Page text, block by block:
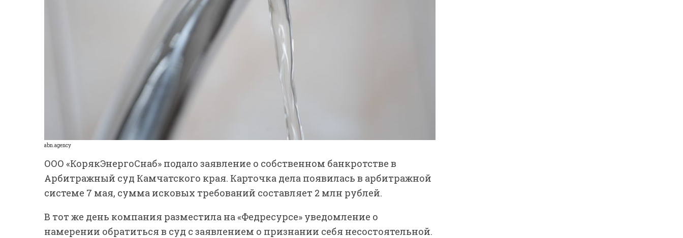
abn.agency
ООО «КорякЭнергоСнаб» подало заявление о собственном банкротстве в
Арбитражный суд Камчатского края. Карточка дела появилась в арбитражной
системе 7 мая, сумма исковых требований составляет 2 млн рублей.
В тот же день компания разместила на «Федресурсе» уведомление о
намерении обратиться в суд с заявлением о признании себя несостоятельной.